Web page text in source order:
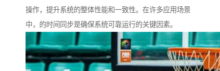
操作，提升系统的整体性能和一致性。在许多应用场景
中，的时间同步是确保系统可靠运行的关键因素。